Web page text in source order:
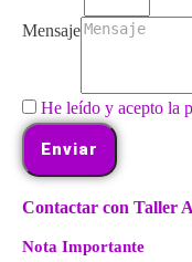
Mensaje
He leído y acepto la
Enviar
Contactar con Taller
Nota Importante